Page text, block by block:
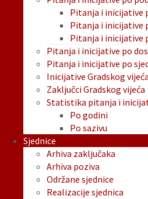
Pitanja i inicijative
Pitanja i inicijative
Pitanja i inicijative
Pitanja i inicijative po
Pitanja i inicijative po
Inicijative Gradskog vijeća
Zaključci Gradskog vijeća
Statistika pitanja i
Po godini
Po sazivu
Sjednice
Arhiva zaključaka
Arhiva poziva
Održane sjednice
Realizacije sjednica